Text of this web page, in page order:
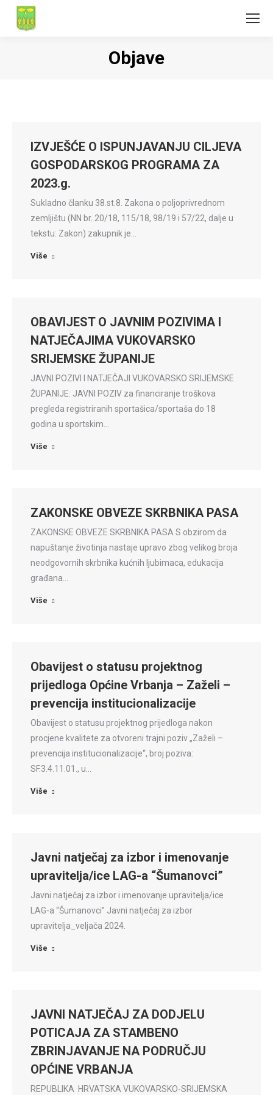
Objave
IZVJEŠĆE O ISPUNJAVANJU CILJEVA
GOSPODARSKOG PROGRAMA ZA
2023.g.
Sukladno članku 38.st.8. Zakona o poljoprivrednom
zemljištu (NN br. 20/18, 115/18, 98/19 i 57/22, dalje u
tekstu: Zakon) zakupnik je…
Više
OBAVIJEST O JAVNIM POZIVIMA I
NATJEČAJIMA VUKOVARSKO
SRIJEMSKE ŽUPANIJE
JAVNI POZIVI I NATJEČAJI VUKOVARSKO SRIJEMSKE
ŽUPANIJE: JAVNI POZIV za financiranje troškova
pregleda registriranih sportašica/sportaša do 18
godina u sportskim…
Više
ZAKONSKE OBVEZE SKRBNIKA PASA
ZAKONSKE OBVEZE SKRBNIKA PASA S obzirom da
napuštanje životinja nastaje upravo zbog velikog broja
neodgovornih skrbnika kućnih ljubimaca, edukacija
građana…
Više
Obavijest o statusu projektnog
prijedloga Općine Vrbanja – Zaželi –
prevencija institucionalizacije
Obavijest o statusu projektnog prijedloga nakon
procjene kvalitete za otvoreni trajni poziv „Zaželi –
prevencija institucionalizacije“, broj poziva:
SF.3.4.11.01., u…
Više
Javni natječaj za izbor i imenovanje
upravitelja/ice LAG-a “Šumanovci”
Javni natječaj za izbor i imenovanje upravitelja/ice
LAG-a “Šumanovci” Javni natječaj za izbor
upravitelja_veljača 2024.
Više
JAVNI NATJEČAJ ZA DODJELU
POTICAJA ZA STAMBENO
ZBRINJAVANJE NA PODRUČJU
OPĆINE VRBANJA
REPUBLIKA HRVATSKA VUKOVARSKO-SRIJEMSKA